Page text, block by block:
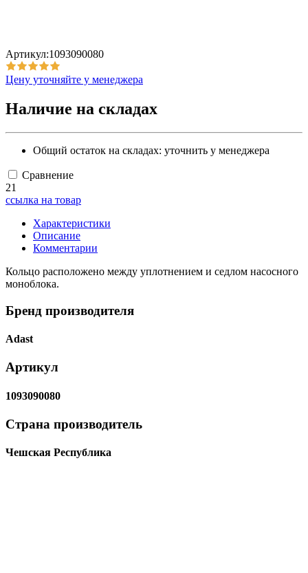
Артикул:1093090080
Цену уточняйте у менеджера
Наличие на складах
Общий остаток на складах: уточнить у менеджера
Сравнение
21
ссылка на товар
Характеристики
Описание
Комментарии
Кольцо расположено между уплотнением и седлом насосного
моноблока.
Бренд производителя
Adast
Артикул
1093090080
Страна производитель
Чешская Республика